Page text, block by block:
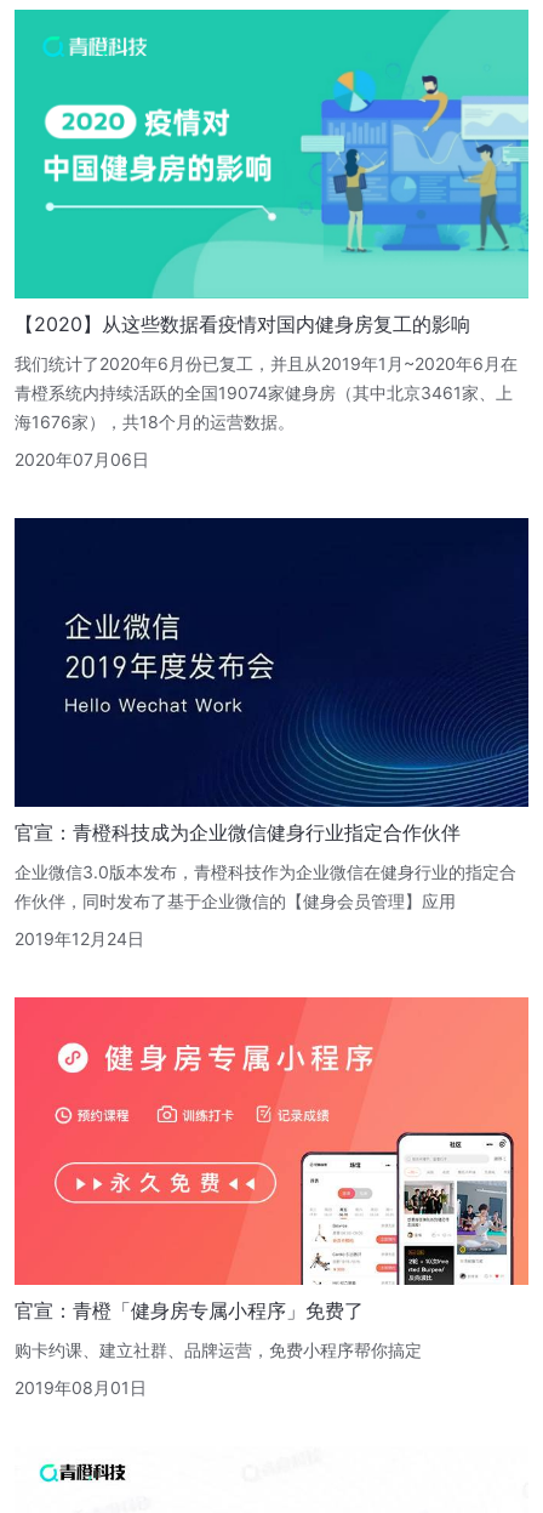
【2020】从这些数据看疫情对国内健身房复工的影响
我们统计了2020年6月份已复工，并且从2019年1月~2020年6月在
青橙系统内持续活跃的全国19074家健身房（其中北京3461家、上
海1676家），共18个月的运营数据。
2020年07月06日
官宣：青橙科技成为企业微信健身行业指定合作伙伴
企业微信3.0版本发布，青橙科技作为企业微信在健身行业的指定合
作伙伴，同时发布了基于企业微信的【健身会员管理】应用
2019年12月24日
官宣：青橙「健身房专属小程序」免费了
购卡约课、建立社群、品牌运营，免费小程序帮你搞定
2019年08月01日